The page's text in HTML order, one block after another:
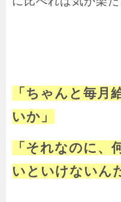
「ちゃんと毎月
いか」
「それなのに、
いといけないん